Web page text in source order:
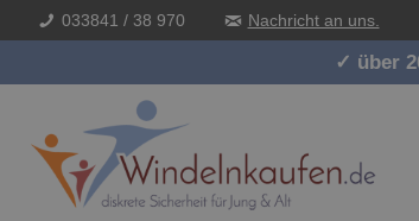
springen
033841 / 38 970 Nachricht an uns.
✓ über